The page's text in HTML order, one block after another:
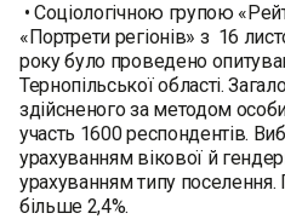
• Соціологічною групою
«Портрети регіонів» з 16
року було проведено
Тернопільської області.
здійсненого за методом
участь 1600 респондентів.
урахуванням вікової й
урахуванням типу
більше 2,4%.